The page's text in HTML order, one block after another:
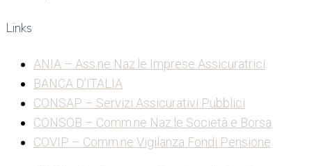
Links
ANIA – Ass.ne Naz.le Imprese Assicuratrici
BANCA D’ITALIA
CONSAP – Servizi Assicurativi Pubblici
CONSOB – Comm.ne Naz.le Società e Borsa
COVIP – Comm.ne Vigilanza Fondi Pensione